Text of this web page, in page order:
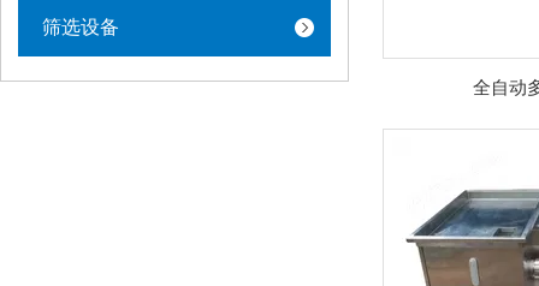
筛选设备
全自动